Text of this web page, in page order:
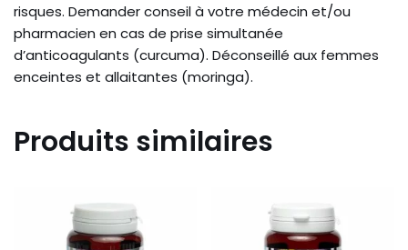
risques. Demander conseil à votre médecin et/ou
pharmacien en cas de prise simultanée
d’anticoagulants (curcuma). Déconseillé aux femmes
enceintes et allaitantes (moringa).
Produits similaires